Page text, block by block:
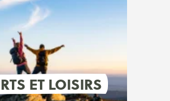
ET LOISIRS